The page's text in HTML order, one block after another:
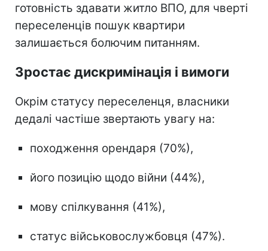
готовність здавати житло ВПО, для чверті
переселенців пошук квартири
залишається болючим питанням.
Зростає дискримінація і вимоги
Окрім статусу переселенця, власники
дедалі частіше звертають увагу на:
походження орендаря (70%),
його позицію щодо війни (44%),
мову спілкування (41%),
статус військовослужбовця (47%).